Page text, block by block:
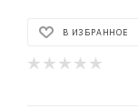
В ИЗБРАННОЕ